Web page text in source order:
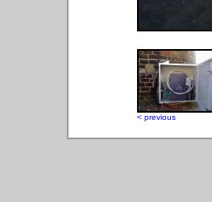
< previous